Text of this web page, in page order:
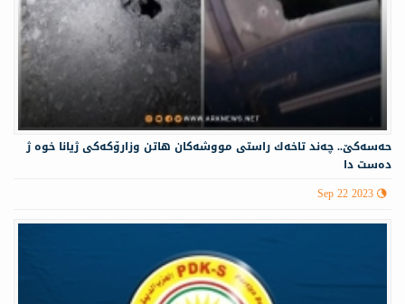
حه‌سه‌كێ.. چه‌ند تاخه‌ك راستی مووشه‌كان هاتن وزارۆكه‌كی ژیانا خوه‌ ژ
ده‌ست دا
Sep 22 2023